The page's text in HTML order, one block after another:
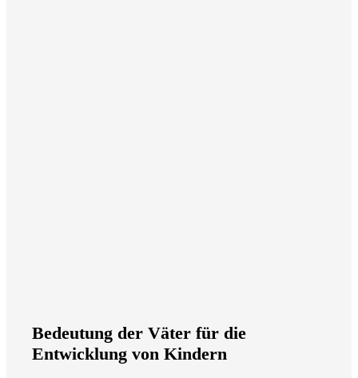
Bedeutung der Väter für die
Entwicklung von Kindern